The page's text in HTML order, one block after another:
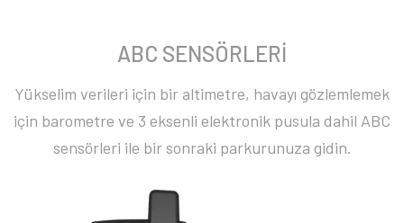
ABC SENSÖRLERİ
Yükselim verileri için bir altimetre, havayı gözlemlemek
için barometre ve 3 eksenli elektronik pusula dahil ABC
sensörleri ile bir sonraki parkurunuza gidin.